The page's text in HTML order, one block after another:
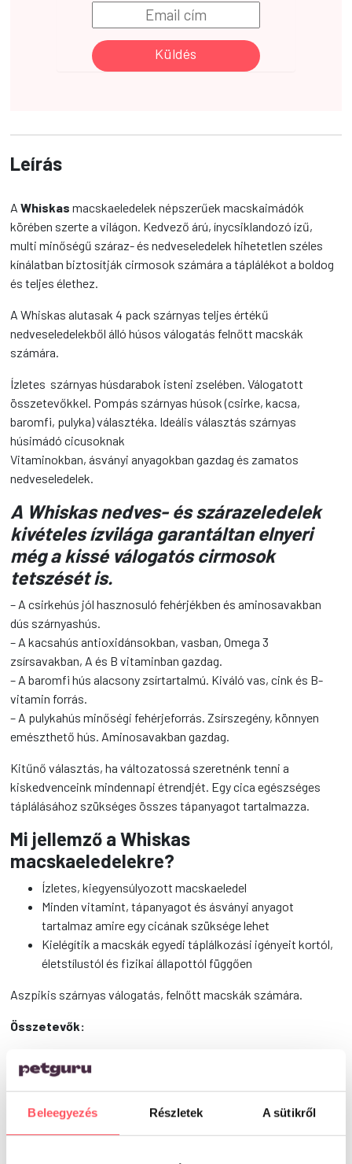
Beleegyezés Részletek A sütikről
Küldés
Leírás
AWhiskas macskaeledelek népszerűek macskaimádók
körében szerte a világon. Kedvező árú, ínycsiklandozó ízű,
multi minőségű száraz- és nedveseledelek hihetetlen széles
kínálatban biztosítják cirmosok számára a táplálékot a boldog
és teljes élethez.
A Whiskas alutasak 4 pack szárnyas teljes értékű
nedveseledelekből álló húsos válogatás felnőtt macskák
számára.
Ízletes szárnyas húsdarabok isteni zselében. Válogatott
összetevőkkel. Pompás szárnyas húsok (csirke, kacsa,
baromfi, pulyka) választéka. Ideális választás szárnyas
húsimádó cicusoknak
Vitaminokban, ásványi anyagokban gazdag és zamatos
nedveseledelek.
A Whiskas nedves- és szárazeledelek
kivételes ízvilága garantáltan elnyeri
még a kissé válogatós cirmosok
tetszését is.
– A csirkehús jól hasznosuló fehérjékben és aminosavakban
dús szárnyashús.
– A kacsahúsantioxidánsokban, vasban, Omega 3
zsírsavakban, A és B vitaminban gazdag.
– A baromfi húsalacsony zsírtartalmú. Kiváló vas, cink és B-
vitamin forrás.
– A pulykahús minőségi fehérjeforrás. Zsírszegény, könnyen
emészthető hús. Aminosavakban gazdag.
Kitűnő választás, ha változatossá szeretnénk tenni a
kiskedvenceink mindennapi étrendjét. Egy cica egészséges
táplálásához szükséges összes tápanyagot tartalmazza.
Mi jellemző a Whiskas
macskaeledelekre?
Ízletes, kiegyensúlyozott macskaeledel
Minden vitamint, tápanyagot és ásványi anyagot
tartalmaz amire egy cicának szüksége lehet
Kielégítik a macskák egyedi táplálkozási igényeit kortól,
életstílustól és fizikai állapottól függően
Aszpikis szárnyas válogatás, felnőtt macskák számára.
Összetevők:
növényi fehérje kivonatok, különféle cukrok, ásványi anyagok
Kacsával:hús és állati származékok (22%, ebből 4% kacsa),
növényi fehérje kivonatok, különféle cukrok, ásványi anyagok
Baromfival:hús és állati származékok (22%, ebből 4%